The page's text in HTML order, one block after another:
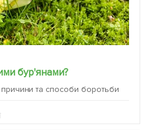
бур'янами?
причини та способи боротьби